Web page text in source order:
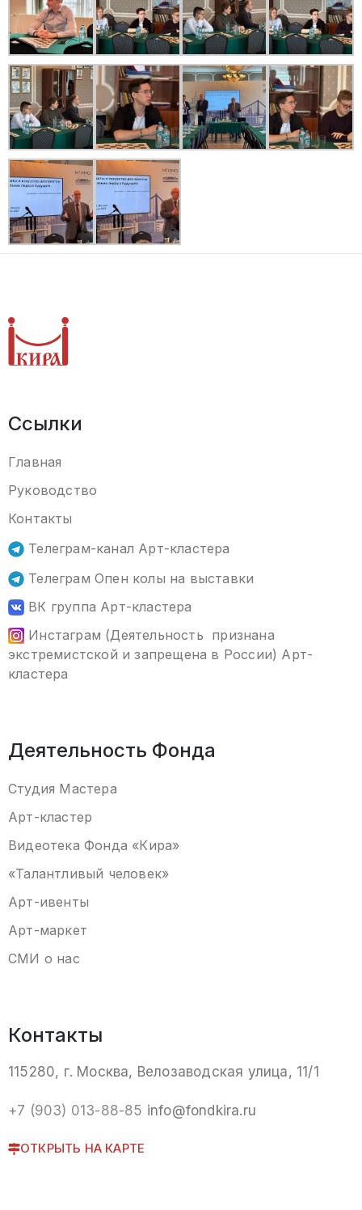
Ссылки
Главная
Руководство
Контакты
Телеграм-канал Арт-кластера
Телеграм Опен колы на выставки
ВК группа Арт-кластера
Инстаграм (Деятельность признана
экстремистской и запрещена в России) Арт-
кластера
Деятельность Фонда
Студия Мастера
Арт-кластер
Видеотека Фонда «Кира»
«Талантливый человек»
Арт-ивенты
Арт-маркет
СМИ о нас
Контакты
115280, г. Москва, Велозаводская улица, 11/1
+7 (903) 013-88-85 info@fondkira.ru
ОТКРЫТЬ НА КАРТЕ